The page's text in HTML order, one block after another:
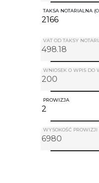
TAKSA NOTARIALNA
VAT OD TAKSY
WNIOSEK O WPIS DO
PROWIZJA
WYSOKOŚĆ PROWIZJI